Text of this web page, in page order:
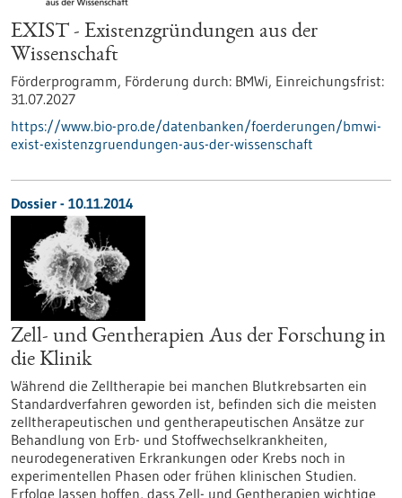
EXIST - Existenzgründungen aus der
Wissenschaft
Förderprogramm, Förderung durch: BMWi, Einreichungsfrist:
31.07.2027
https://www.bio-pro.de/datenbanken/foerderungen/bmwi-
exist-existenzgruendungen-aus-der-wissenschaft
Dossier - 10.11.2014
Zell- und Gentherapien Aus der Forschung in
die Klinik
Während die Zelltherapie bei manchen Blutkrebsarten ein
Standardverfahren geworden ist, befinden sich die meisten
zelltherapeutischen und gentherapeutischen Ansätze zur
Behandlung von Erb- und Stoffwechselkrankheiten,
neurodegenerativen Erkrankungen oder Krebs noch in
experimentellen Phasen oder frühen klinischen Studien.
Erfolge lassen hoffen, dass Zell- und Gentherapien wichtige